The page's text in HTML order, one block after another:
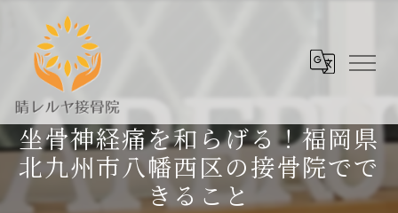
坐骨神経痛を和らげる！福岡県
北九州市八幡西区の接骨院でで
きること